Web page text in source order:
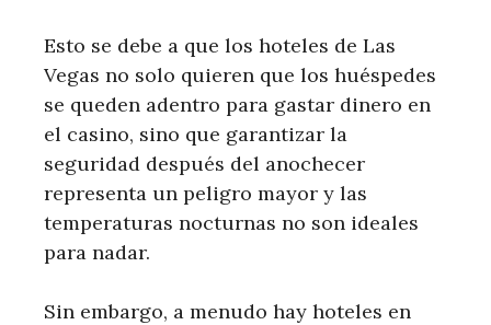
Esto se debe a que los hoteles de Las
Vegas no solo quieren que los huéspedes
se queden adentro para gastar dinero en
el casino, sino que garantizar la
seguridad después del anochecer
representa un peligro mayor y las
temperaturas nocturnas no son ideales
para nadar.
Sin embargo, a menudo hay hoteles en